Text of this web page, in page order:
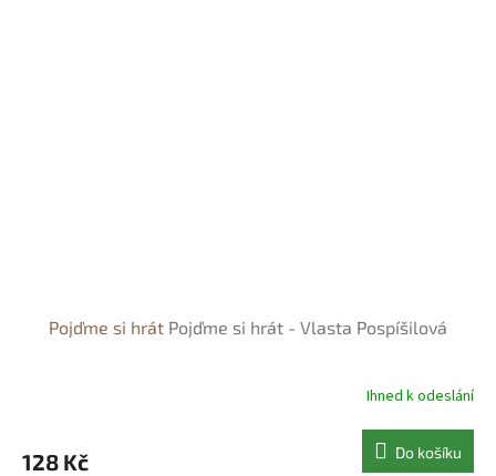
Pojďme si hrát Pojďme si hrát - Vlasta Pospíšilová
Ihned k odeslání
128 Kč Do košíku